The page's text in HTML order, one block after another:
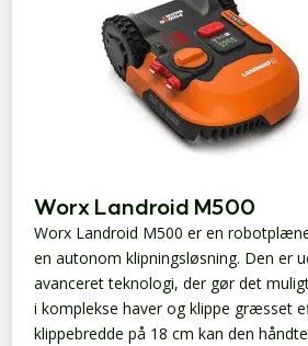
Worx Landroid M500
Worx Landroid M500 er en
en autonom klipningsløsning. Den er
avanceret teknologi, der gør det
i komplekse haver og klippe græsset
klippebredde på 18 cm kan den